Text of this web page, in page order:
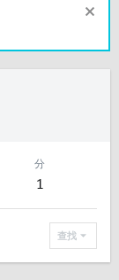
分
1
查找